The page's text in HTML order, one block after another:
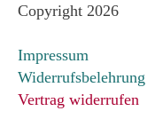
Copyright 2026
Impressum
Widerrufsbelehrung
Vertrag widerrufen